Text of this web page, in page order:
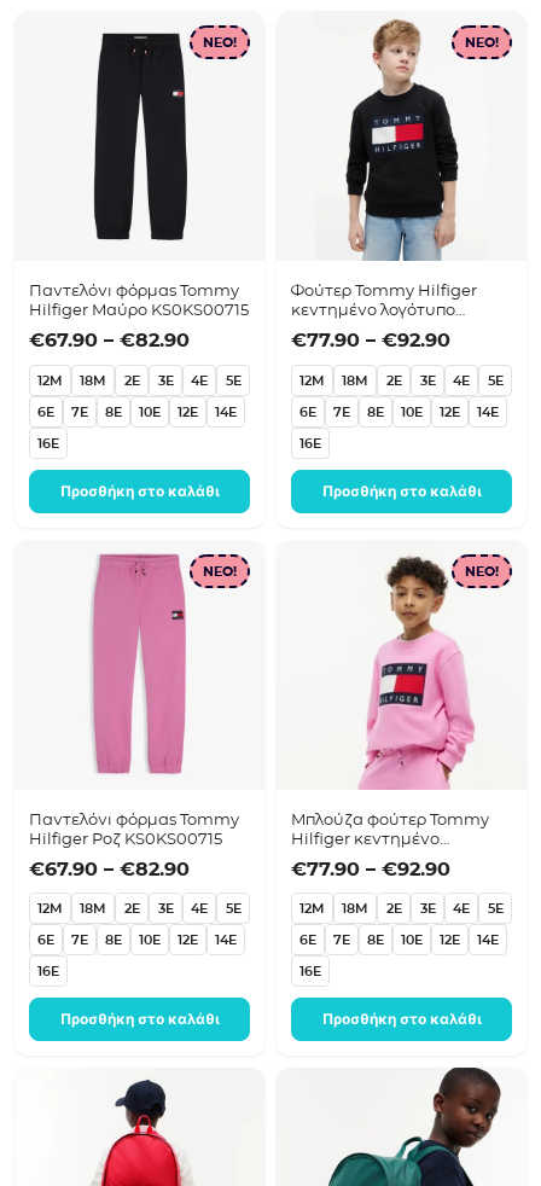
NEO!
Παντελόνι φόρμας Tommy
Hilfiger Μαύρο KS0KS00715
€67.90 – €82.90Price range: €67.90 through
12M 18M 2E 3E 4E
5E
6E
7E 8E 10E 12E
14E
16E
Προσθήκη στο καλάθι
NEO!
Φούτερ Tommy Hilfiger
κεντημένο λογότυπο
€77.90 – €92.90Price
12M 18M 2E 3E 4E
5E
6E
7E 8E 10E 12E
14E
16E
Προσθήκη στο καλάθι
NEO!
Παντελόνι φόρμας Tommy
Hilfiger Ροζ KS0KS00715
€67.90 – €82.90Price range: €67.90 through
12M 18M 2E 3E 4E
5E
6E
7E 8E 10E 12E
14E
16E
Προσθήκη στο καλάθι
NEO!
Μπλούζα φούτερ Tommy
Hilfiger κεντημένο
€77.90 – €92.90Price
12M 18M 2E 3E 4E
5E
6E
7E 8E 10E 12E
14E
16E
Προσθήκη στο καλάθι